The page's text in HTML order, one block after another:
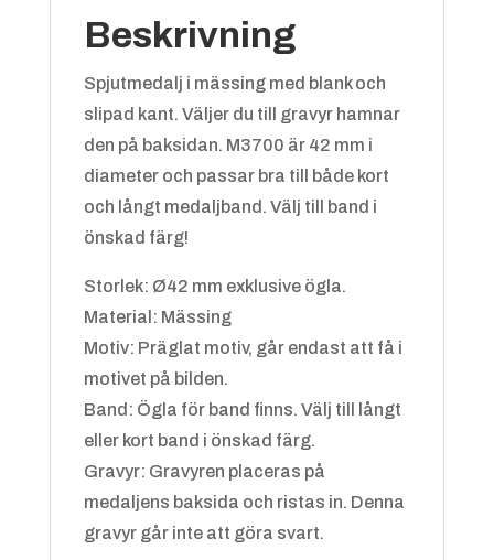
Blå/vit+4.25 kr
Beskrivning
Spjutmedalj i mässing med blank och
slipad kant. Väljer du till gravyr hamnar
den på baksidan. M3700 är 42 mm i
diameter och passar bra till både kort
och långt medaljband. Välj till band i
önskad färg!
Storlek: Ø42 mm exklusive ögla.
Material: Mässing
Motiv: Präglat motiv, går endast att få i
motivet på bilden.
Band: Ögla för band finns. Välj till långt
eller kort band i önskad färg.
Gravyr: Gravyren placeras på
medaljens baksida och ristas in. Denna
gravyr går inte att göra svart.